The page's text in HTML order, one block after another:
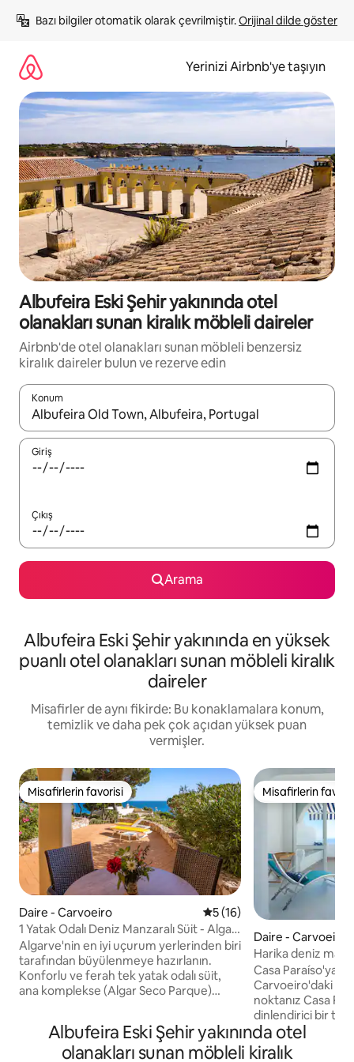
atla
Bazı bilgiler otomatik olarak çevrilmiştir. Orijinal dilde göster
Yerinizi Airbnb'ye taşıyın
Albufeira Eski Şehir yakınında otel
olanakları sunan kiralık möbleli daireler
Airbnb'de otel olanakları sunan möbleli benzersiz
kiralık daireler bulun ve rezerve edin
Konum
Sonuçlar kullanılabilir olduğunda yukarı ve aşağı oklarıyla
Giriş
Çıkış
Arama
Albufeira Eski Şehir yakınında en yüksek
puanlı otel olanakları sunan möbleli kiralık
daireler
Misafirler de aynı fikirde: Bu konaklamalara konum,
temizlik ve daha pek çok açıdan yüksek puan
vermişler.
Misafirlerin favorisi
Misafirlerin favorisi
Daire - Carvoeiro 5 üzerinden ortalama 5
5 (16)
1 Yatak Odalı Deniz Manzaralı Süit - Algar
Seco Parkı
Algarve'nin en iyi uçurum yerlerinden biri
tarafından büyülenmeye hazırlanın.
Konforlu ve ferah tek yatak odalı süit,
ana komplekse (Algar Seco Parque)
alan muhteşem deniz manzaraları sunar!
Carvoeiro'nun canlı merkezi sadece 10
Misafirlerin
Misafirlerin
Daire - Carvoeiro
Harika deniz
Casa Paraíso'ya
Carvoeiro'daki
noktanız Casa Paraíso, Carvoeiro'da
dinlendirici bir
manzarasına
inzivasıdır. Praia
Albufeira Eski Şehir yakınında otel
olanakları sunan möbleli kiralık